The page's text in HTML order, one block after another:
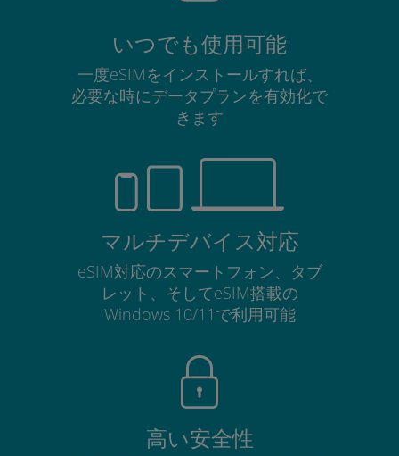
いつでも使用可能
一度eSIMをインストールすれば、
必要な時にデータプランを有効化で
きます
マルチデバイス対応
eSIM対応のスマートフォン、タブ
レット、そしてeSIM搭載の
Windows 10/11で利用可能
高い安全性